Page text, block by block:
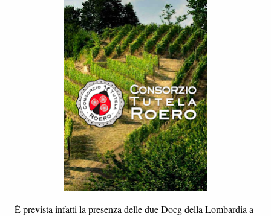
È prevista infatti la presenza delle due Docg della Lombardia a